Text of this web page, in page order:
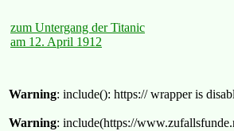
zum Untergang der Titanic
am 12. April 1912
Warning: include(): https:// wrapper is
Warning: include(https://